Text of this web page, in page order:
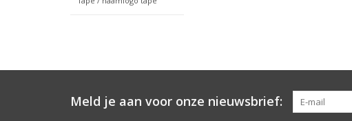
Meld je aan voor onze nieuwsbrief: